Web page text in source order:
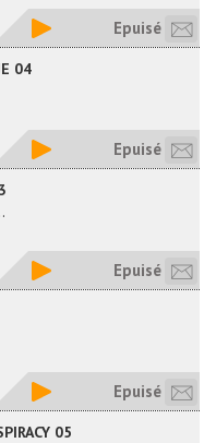
Epuisé
04
Epuisé
Epuisé
Epuisé
05